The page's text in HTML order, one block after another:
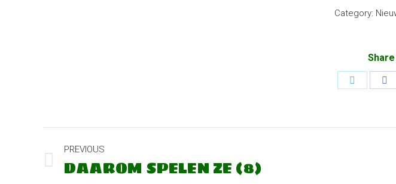
Category:
POST
NAVIGATION
PREVIOUS
Previous
DAAROM SPELEN ZE (8)